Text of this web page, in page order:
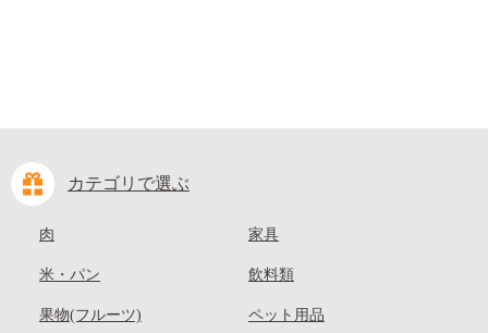
カテゴリで選ぶ
肉
米・パン
果物(フルーツ)
家具
飲料類
ペット用品